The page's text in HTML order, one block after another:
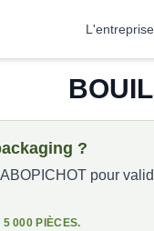
L'entreprise
?
pour
000 PIÈCES.